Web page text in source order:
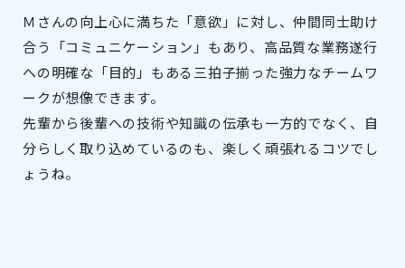
Ｍさんの向上心に満ちた「意欲」に対し、仲間同士助け
合う「コミュニケーション」もあり、高品質な業務遂行
への明確な「目的」もある三拍子揃った強力なチームワ
ークが想像できます。
先輩から後輩への技術や知識の伝承も一方的でなく、自
分らしく取り込めているのも、楽しく頑張れるコツでし
ょうね。